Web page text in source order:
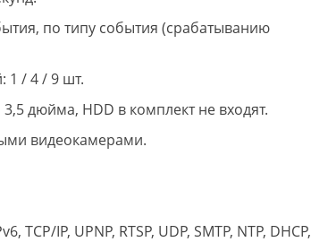
по типу события (срабатыванию
1 / 4 / 9 шт.
дюйма, HDD в комплект не входят.
видеокамерами.
IP, UPNP, RTSP, UDP, SMTP, NTP, DHCP,